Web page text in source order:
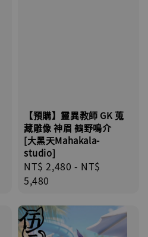
【預購】靈異教師 GK 蒐
藏雕像 神眉 鵺野鳴介
[大黑天Mahakala-
studio]
Regular
price
NT$ 2,480 - NT$
5,480